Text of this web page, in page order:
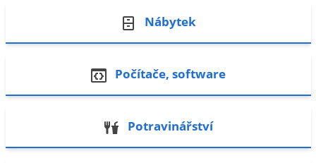
Nábytek
Počítače, software
Potravinářství